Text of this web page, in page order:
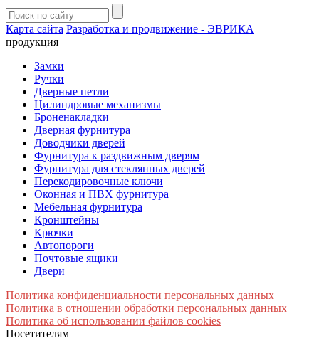
Карта сайта Разработка и продвижение - ЭВРИКА
продукция
Замки
Ручки
Дверные петли
Цилиндровые механизмы
Броненакладки
Дверная фурнитура
Доводчики дверей
Фурнитура к раздвижным дверям
Фурнитура для стеклянных дверей
Перекодировочные ключи
Оконная и ПВХ фурнитура
Мебельная фурнитура
Кронштейны
Крючки
Автопороги
Почтовые ящики
Двери
Политика конфиденциальности персональных данных
Политика в отношении обработки персональных данных
Политика об использовании файлов cookies
Посетителям